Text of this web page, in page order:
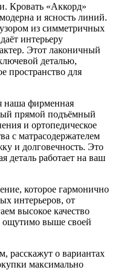
Кровать «Аккорд»
и ясность линий.
из симметричных
интерьеру
Этот лаконичный
деталью,
пространство для
наша фирменная
прямой подъёмный
и ортопедическое
с матрасодержателем
и долговечность. Это
деталь работает на ваш
которое гармонично
интерьеров, от
высокое качество
ощутимо выше своей
расскажут о вариантах
максимально